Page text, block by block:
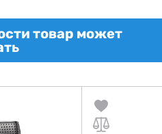
товар может